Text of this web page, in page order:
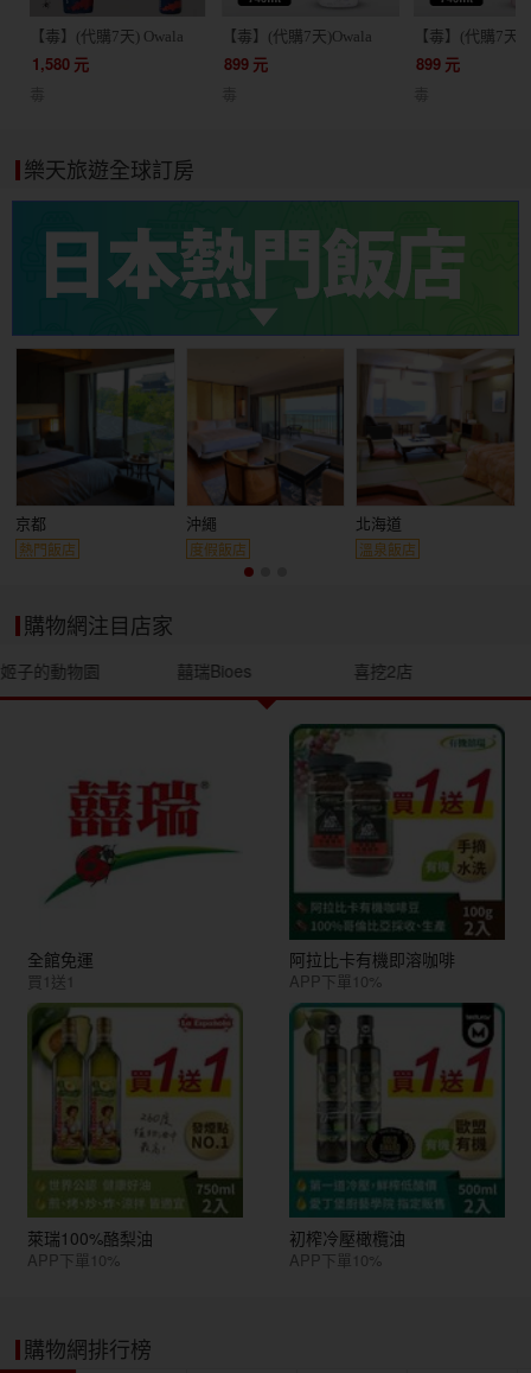
【毒】(代購7天) Owala
Spiderman FreeSip 蜘蛛人
1,580 元
【毒】(代購7天)Owala
Freesip Tritan彈蓋+可拆式
899 元
【毒】(代購7天
Freesip Tritan彈
899 元
樂天旅遊全球訂房
京都
熱門飯店
沖繩
度假飯店
北海道
溫泉飯店
購物網注目店家
姬子的動物園 囍瑞Bioes 喜挖2店
全館免運
買1送1
阿拉比卡有機即溶咖啡
APP下單10%
萊瑞100%酪梨油
APP下單10%
初榨冷壓橄欖油
APP下單10%
購物網排行榜